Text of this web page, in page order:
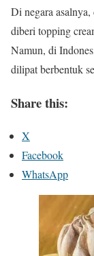
Di negara asalnya,
diberi topping
Namun, di
dilipat berbentuk
Share this:
X
Facebook
WhatsApp